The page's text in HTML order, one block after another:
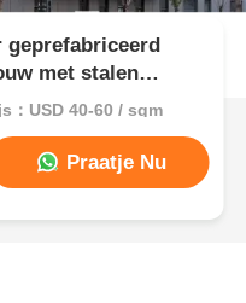
met stalen
：USD 40-60 / sqm
Praatje Nu